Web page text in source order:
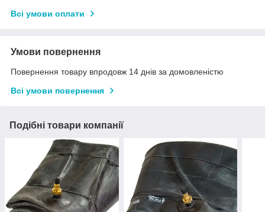
Всі умови оплати
Умови повернення
Повернення товару впродовж 14 днів за домовленістю
Всі умови повернення
Подібні товари компанії